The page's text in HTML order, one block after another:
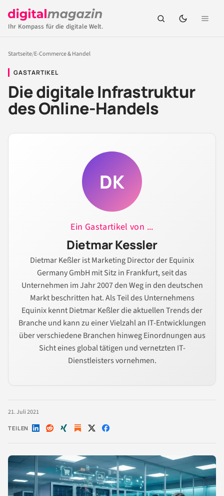
Ihr Kompass für die digitale Welt.
Startseite/E-Commerce & Handel
GASTARTIKEL
Die digitale Infrastruktur
des Online-Handels
DK
Ein Gastartikel von ...
Dietmar Kessler
Dietmar Keßler ist Marketing Director der Equinix
Germany GmbH mit Sitz in Frankfurt, seit das
Unternehmen im Jahr 2007 den Weg in den deutschen
Markt beschritten hat. Als Teil des Unternehmens
Equinix kennt Dietmar Keßler die aktuellen Trends der
Branche und kann zu einer Vielzahl an IT-Entwicklungen
über verschiedene Branchen hinweg Einordnungen aus
Sicht eines global tätigen und vernetzten IT-
Dienstleisters vornehmen.
21. Juli 2021
TEILEN Auf Auf Auf Auf Auf